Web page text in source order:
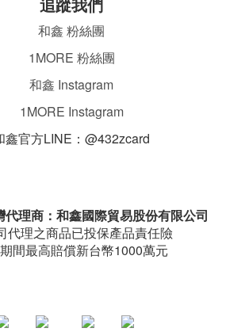
和鑫 粉絲團
1MORE 粉絲團
和鑫 Instagram
1MORE Instagram
鑫官方LINE：@432zcard
代理商：和鑫國際貿易股份有限公司
代理之商品已投保產品責任險
間最高賠償新台幣1000萬元